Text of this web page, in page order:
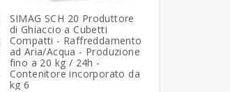
SIMAG SCH 20 Produttore
di Ghiaccio a Cubetti
Compatti - Raffreddamento
ad Aria/Acqua - Produzione
fino a 20 kg / 24h -
Contenitore incorporato da
kg 6